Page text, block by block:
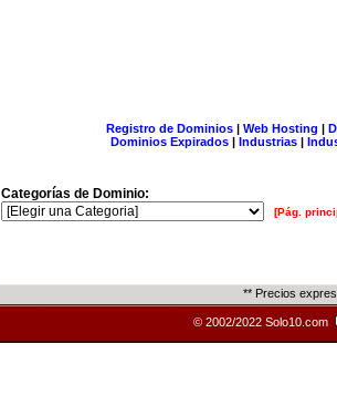
Registro de Dominios| Web Hosting |
Dominios Expirados | Industrias |
Categorías de Dominio:
[Pág.
** Precios
© 2002/2022 Solo10.com